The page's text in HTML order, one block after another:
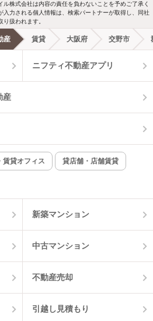
独立洗面台
都市ガス
オートロック
インターネット無料
物件一覧に反映
株式会社は内容の責任を負わないことを予めご了承く
入力される個人情報は、検索パートナーが取得し、同社
扱われます。
産 賃貸 大阪府 交野市
ニフティ不動産アプリ
産
賃貸オフィス 貸店舗・店舗賃貸
新築マンション
中古マンション
不動産売却
引越し見積もり